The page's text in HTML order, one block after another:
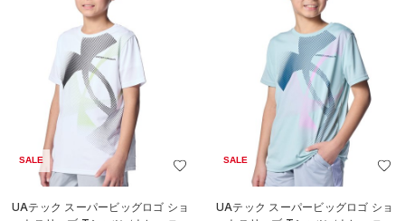
SALE
UAテック スーパービッグロゴ ショ
SALE
UAテック スーパービッグロゴ ショ